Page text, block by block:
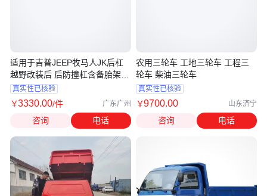
适用于吉普JEEP牧马人JK后杠
越野改装后 后防撞杠含备胎架和
拖框
真实性已核验
￥3330.00/件 广东广州
咨询 电话
农用三轮车 工地三轮车 工程三
轮车 柴油三轮车
真实性已核验
￥9700.00 山东济宁
咨询 电话